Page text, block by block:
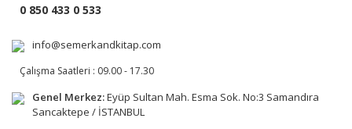
0 850 433 0 533
info@semerkandkitap.com
Çalışma Saatleri : 09.00 - 17.30
Genel Merkez:Eyüp Sultan Mah. Esma Sok. No:3 Samandıra
Sancaktepe / İSTANBUL